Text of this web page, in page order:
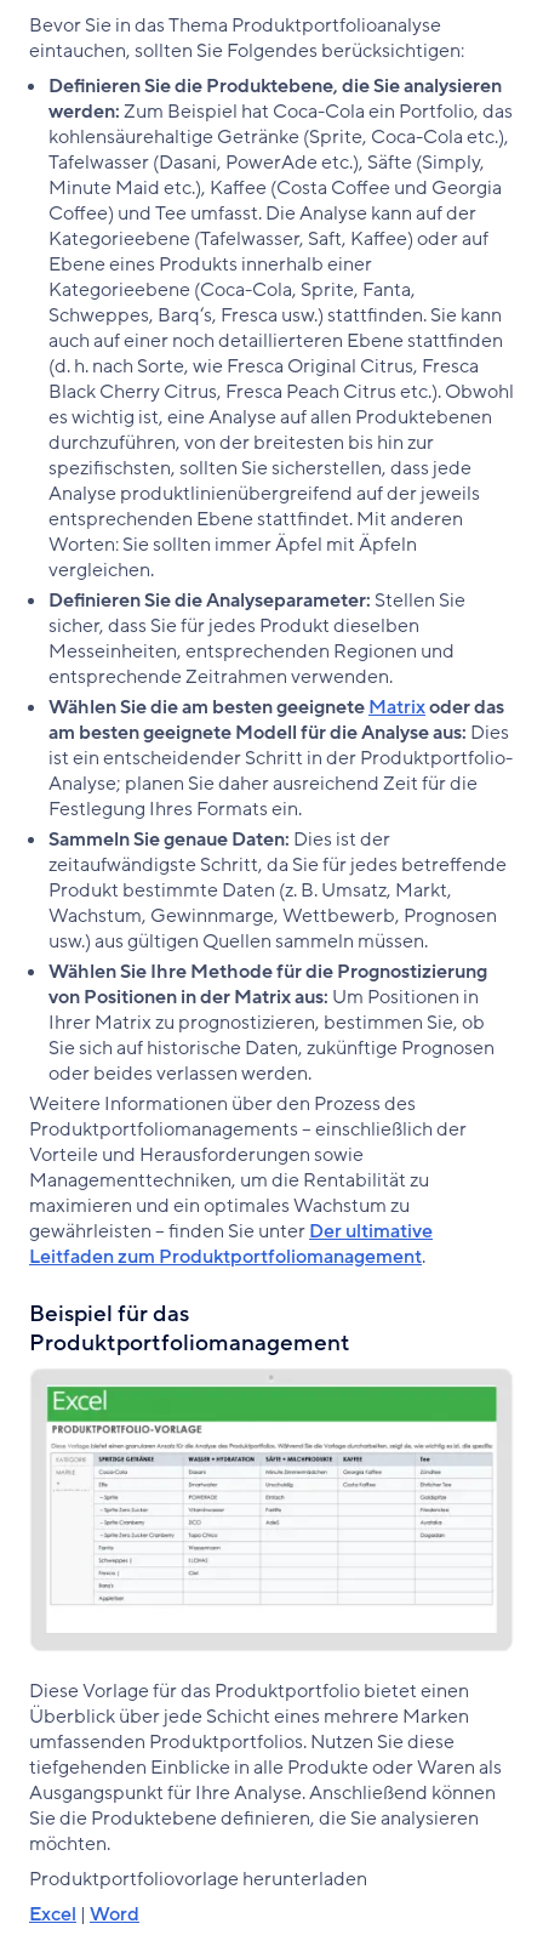
Bevor Sie in das Thema Produktportfolioanalyse
eintauchen, sollten Sie Folgendes berücksichtigen:
Definieren Sie die Produktebene, die Sie analysieren
werden:Zum Beispiel hat Coca-Cola ein Portfolio, das
kohlensäurehaltige Getränke (Sprite, Coca-Cola etc.),
Tafelwasser (Dasani, PowerAde etc.), Säfte (Simply,
Minute Maid etc.), Kaffee (Costa Coffee und Georgia
Coffee) und Tee umfasst. Die Analyse kann auf der
Kategorieebene (Tafelwasser, Saft, Kaffee) oder auf
Ebene eines Produkts innerhalb einer
Kategorieebene (Coca-Cola, Sprite, Fanta,
Schweppes, Barq‘s, Fresca usw.) stattfinden. Sie kann
auch auf einer noch detaillierteren Ebene stattfinden
(d. h. nach Sorte, wie Fresca Original Citrus, Fresca
Black Cherry Citrus, Fresca Peach Citrus etc.). Obwohl
es wichtig ist, eine Analyse auf allen Produktebenen
durchzuführen, von der breitesten bis hin zur
spezifischsten, sollten Sie sicherstellen, dass jede
Analyse produktlinienübergreifend auf der jeweils
entsprechenden Ebene stattfindet. Mit anderen
Worten: Sie sollten immer Äpfel mit Äpfeln
vergleichen.
Definieren Sie die Analyseparameter: Stellen Sie
sicher, dass Sie für jedes Produkt dieselben
Messeinheiten, entsprechenden Regionen und
entsprechende Zeitrahmen verwenden.
Wählen Sie die am besten geeigneteMatrixoder das
am besten geeignete Modell für die Analyse aus: Dies
ist ein entscheidender Schritt in der Produktportfolio-
Analyse; planen Sie daher ausreichend Zeit für die
Festlegung Ihres Formats ein.
Sammeln Sie genaue Daten: Dies ist der
zeitaufwändigste Schritt, da Sie für jedes betreffende
Produkt bestimmte Daten (z. B. Umsatz, Markt,
Wachstum, Gewinnmarge, Wettbewerb, Prognosen
usw.) aus gültigen Quellen sammeln müssen.
Wählen Sie Ihre Methode für die Prognostizierung
von Positionen in der Matrix aus: Um Positionen in
Ihrer Matrix zu prognostizieren, bestimmen Sie, ob
Sie sich auf historische Daten, zukünftige Prognosen
oder beides verlassen werden.
Weitere Informationen über den Prozess des
Produktportfoliomanagements – einschließlich der
Vorteile und Herausforderungen sowie
Managementtechniken, um die Rentabilität zu
maximieren und ein optimales Wachstum zu
gewährleisten – finden Sie unterDer ultimative
Leitfaden zum Produktportfoliomanagement.
Beispiel für das
Produktportfoliomanagement
Diese Vorlage für das Produktportfolio bietet einen
Überblick über jede Schicht eines mehrere Marken
umfassenden Produktportfolios. Nutzen Sie diese
tiefgehenden Einblicke in alle Produkte oder Waren als
Ausgangspunkt für Ihre Analyse. Anschließend können
Sie die Produktebene definieren, die Sie analysieren
möchten.
Produktportfoliovorlage herunterladen
Excel | Word